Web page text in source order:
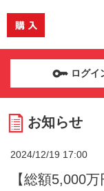
ログイ
お知らせ
2024/12/19 17:00
【総額5,000